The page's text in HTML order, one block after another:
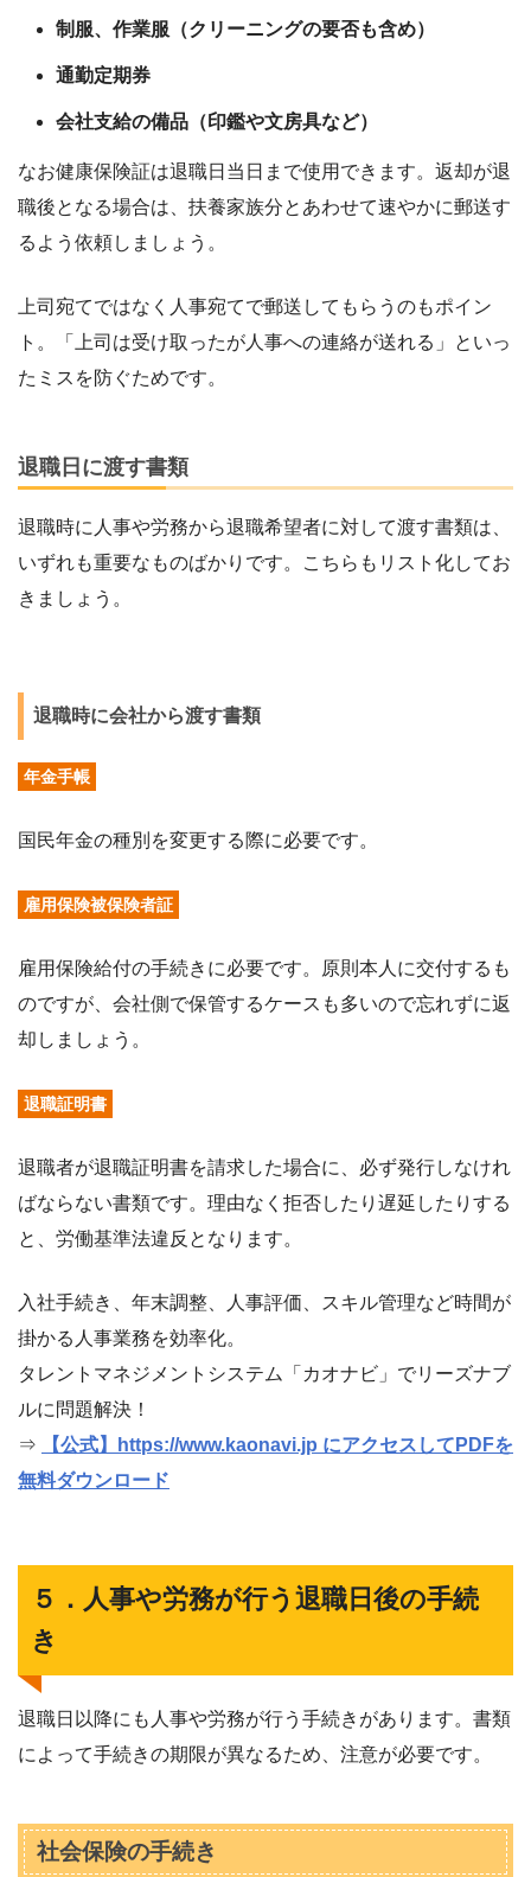
制服、作業服（クリーニングの要否も含め）
通勤定期券
会社支給の備品（印鑑や文房具など）
なお健康保険証は退職日当日まで使用できます。返却が退
職後となる場合は、扶養家族分とあわせて速やかに郵送す
るよう依頼しましょう。
上司宛てではなく人事宛てで郵送してもらうのもポイン
ト。「上司は受け取ったが人事への連絡が送れる」といっ
たミスを防ぐためです。
退職日に渡す書類
退職時に人事や労務から退職希望者に対して渡す書類は、
いずれも重要なものばかりです。こちらもリスト化してお
きましょう。
退職時に会社から渡す書類
年金手帳
国民年金の種別を変更する際に必要です。
雇用保険被保険者証
雇用保険給付の手続きに必要です。原則本人に交付するも
のですが、会社側で保管するケースも多いので忘れずに返
却しましょう。
退職証明書
退職者が退職証明書を請求した場合に、必ず発行しなけれ
ばならない書類です。理由なく拒否したり遅延したりする
と、労働基準法違反となります。
入社手続き、年末調整、人事評価、スキル管理など時間が
掛かる人事業務を効率化。
タレントマネジメントシステム「カオナビ」でリーズナブ
ルに問題解決！
⇒
【公式】https://www.kaonavi.jp にアクセスしてPDFを
無料ダウンロード
５．人事や労務が行う退職日後の手続
き
退職日以降にも人事や労務が行う手続きがあります。書類
によって手続きの期限が異なるため、注意が必要です。
社会保険の手続き